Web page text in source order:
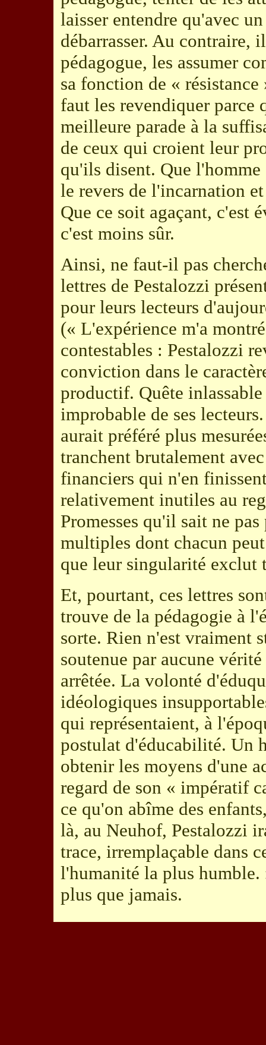
laisser entendre qu'avec
débarrasser. Au contraire,
pédagogue, les assumer
sa fonction de «
faut les revendiquer parce
meilleure parade à la
de ceux qui croient leur
qu'ils disent. Que
le revers de l'incarnation
Que ce soit agaçant, c'est
c'est moins sûr.
Ainsi, ne faut-il pas
lettres de Pestalozzi
pour leurs lecteurs
(« L'expérience m'a
contestables : Pestalozzi
conviction dans le
productif. Quête
improbable de ses
aurait préféré plus
tranchent brutalement
financiers qui n'en
relativement inutiles au
Promesses qu'il sait ne
multiples dont chacun
que leur singularité exclut
Et, pourtant, ces lettres
trouve de la pédagogie à
sorte. Rien n'est vraiment
soutenue par aucune
arrêtée. La volonté
idéologiques
qui représentaient, à
postulat d'éducabilité. Un
obtenir les moyens d'une
regard de son « impératif
ce qu'on abîme des
là, au Neuhof, Pestalozzi
trace, irremplaçable dans
l'humanité la plus
plus que jamais.